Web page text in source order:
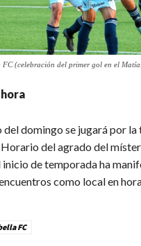
(celebración del primer gol en el
del domingo se jugará por
del agrado del
inicio de temporada ha
como local en
FC